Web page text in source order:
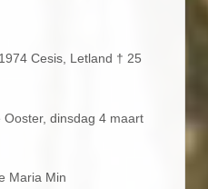
Cesis, Letland † 25
dinsdag 4 maart
Maria Min